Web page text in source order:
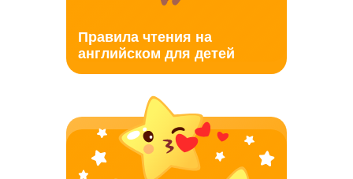
Правила чтения на
английском для детей